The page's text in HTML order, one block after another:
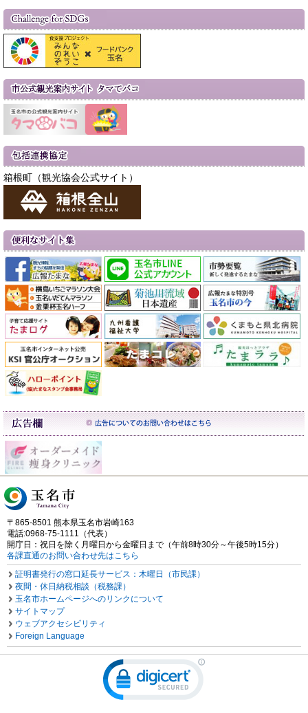
箱根町（観光協会公式サイト）
〒865-8501 熊本県玉名市岩崎163
電話:0968-75-1111（代表）
開庁日：祝日を除く月曜日から金曜日まで（午前8時30分～午後5時15分）
各課直通のお問い合わせ先はこちら
証明書発行の窓口延長サービス：木曜日（市民課）
夜間・休日納税相談（税務課）
玉名市ホームページへのリンクについて
サイトマップ
ウェブアクセシビリティ
Foreign Language